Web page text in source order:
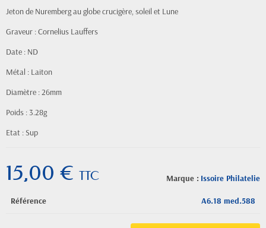
Jeton de Nuremberg au globe crucigère, soleil et Lune
Graveur : Cornelius Lauffers
Date : ND
Métal : Laiton
Diamètre : 26mm
Poids : 3.28g
Etat : Sup
Marque : Issoire Philatelie
15,00 € TTC
Référence A6.18 med.588